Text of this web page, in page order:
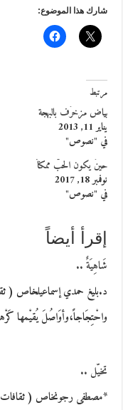
شارك هذا الموضوع:
مرتبط
بياض مزخرَف بالبهجة
يناير 11, 2013
في "نصوص"
حينَ يكون الحبّ ممكناً
نوفمبر 18, 2017
في "نصوص"
إقرأ أيضاً
شَاهِيَةٌ ..
د.بليغ حمدي إسماعيلخاص (
واحْتِجَاجاً،وأوَاصُلَ يُقيْمها
تخيّل ..
*مصطفى رجونخاص ( ثقافات